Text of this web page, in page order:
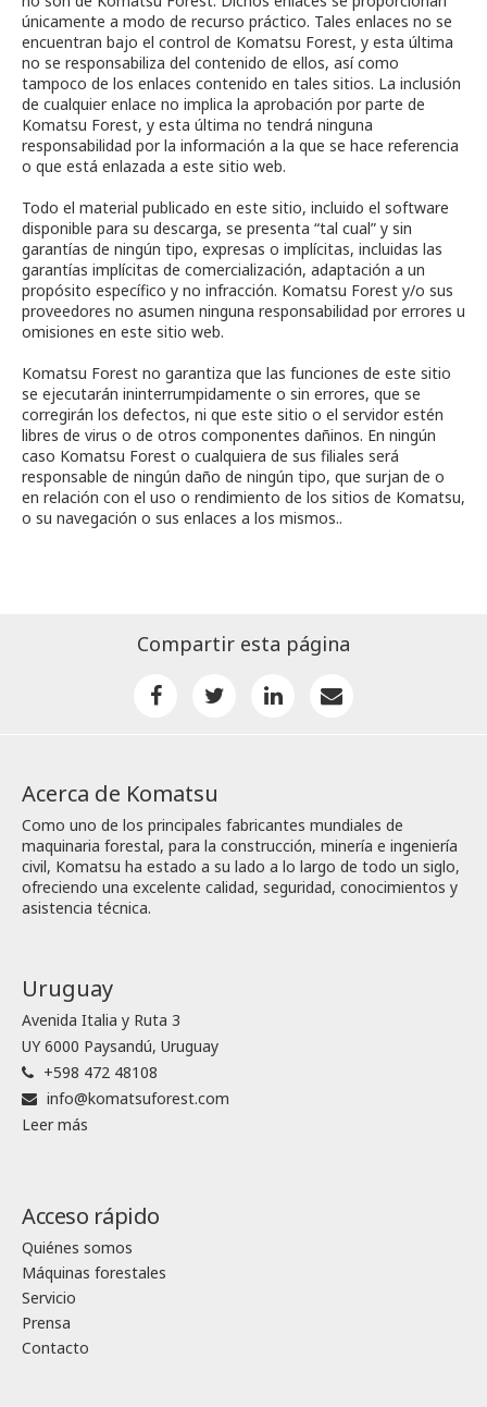
únicamente a modo de recurso práctico. Tales enlaces no se
encuentran bajo el control de Komatsu Forest, y esta última
no se responsabiliza del contenido de ellos, así como
tampoco de los enlaces contenido en tales sitios. La inclusión
de cualquier enlace no implica la aprobación por parte de
Komatsu Forest, y esta última no tendrá ninguna
responsabilidad por la información a la que se hace referencia
o que está enlazada a este sitio web.
Todo el material publicado en este sitio, incluido el software
disponible para su descarga, se presenta “tal cual” y sin
garantías de ningún tipo, expresas o implícitas, incluidas las
garantías implícitas de comercialización, adaptación a un
propósito específico y no infracción. Komatsu Forest y/o sus
proveedores no asumen ninguna responsabilidad por errores u
omisiones en este sitio web.
Komatsu Forest no garantiza que las funciones de este sitio
se ejecutarán ininterrumpidamente o sin errores, que se
corregirán los defectos, ni que este sitio o el servidor estén
libres de virus o de otros componentes dañinos. En ningún
caso Komatsu Forest o cualquiera de sus filiales será
responsable de ningún daño de ningún tipo, que surjan de o
en relación con el uso o rendimiento de los sitios de Komatsu,
o su navegación o sus enlaces a los mismos..
Compartir esta página
Acerca de Komatsu
Como uno de los principales fabricantes mundiales de
maquinaria forestal, para la construcción, minería e ingeniería
civil, Komatsu ha estado a su lado a lo largo de todo un siglo,
ofreciendo una excelente calidad, seguridad, conocimientos y
asistencia técnica.
Uruguay
Avenida Italia y Ruta 3
UY 6000 Paysandú, Uruguay
+598 472 48108
info@komatsuforest.com
Leer más
Acceso rápido
Quiénes somos
Máquinas forestales
Servicio
Prensa
Contacto